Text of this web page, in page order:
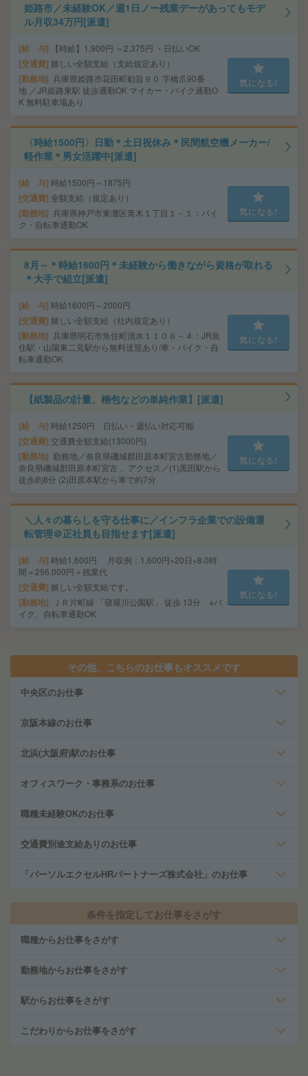
姫路市／未経験OK／週1日ノー残業デーがあってもモデ
ル月収34万円[派遣]
給 与 【時給】1,900円 ～2,375円 ・日払いOK
交通費 嬉しい全額支給（支給規定あり）
勤務地 兵庫県姫路市花田町勅旨９０ 字橋爪90番
地 ／JR姫路東駅 徒歩通勤OK マイカー・バイク通勤O
K 無料駐車場あり
気になる!
〈時給1500円〉日勤＊土日祝休み＊民間航空機メーカー/
軽作業＊男女活躍中[派遣]
給 与 時給1500円～1875円
交通費 全額支給（規定あり）
勤務地 兵庫県神戸市東灘区青木１丁目１－１：バイ
ク・自転車通勤OK
気になる!
8月～＊時給1600円＊未経験から働きながら資格が取れる
＊大手で組立[派遣]
給 与 時給1600円～2000円
交通費 嬉しい全額支給（社内規定あり）
勤務地 兵庫県明石市魚住町清水１１０６－４：JR魚
住駅・山陽東二見駅から無料送迎あり/車・バイク・自
転車通勤OK
気になる!
【紙製品の計量、梱包などの単純作業】[派遣]
給 与 時給1250円 日払い・週払い対応可能
交通費 交通費全額支給(13000円)
勤務地 勤務地／奈良県磯城郡田原本町宮古勤務地／
奈良県磯城郡田原本町宮古 、アクセス／(1)黒田駅から
徒歩約8分 (2)田原本駅から車で約7分
気になる!
＼人々の暮らしを守る仕事に／インフラ企業での設備運
転管理＠正社員も目指せます[派遣]
給 与 時給1,600円 月収例：1,600円×20日×8.0時
間＝256,000円＋残業代
交通費 嬉しい全額支給です。
勤務地
ＪＲ片町線 「寝屋川公園駅」 徒歩 13分 ※バ
イク、自転車通勤OK
気になる!
その他、こちらのお仕事もオススメです
中央区のお仕事
京阪本線のお仕事
北浜(大阪府)駅のお仕事
オフィスワーク・事務系のお仕事
職種未経験OKのお仕事
交通費別途支給ありのお仕事
「パーソルエクセルHRパートナーズ株式会社」のお仕事
条件を指定してお仕事をさがす
職種からお仕事をさがす
勤務地からお仕事をさがす
駅からお仕事をさがす
こだわりからお仕事をさがす